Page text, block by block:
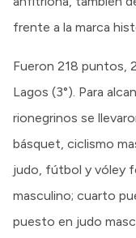
frente a la marca
Fueron 218 puntos,
Lagos (3°). Para
rionegrinos se
básquet, ciclismo
judo, fútbol y vóley
masculino; cuarto
puesto en judo